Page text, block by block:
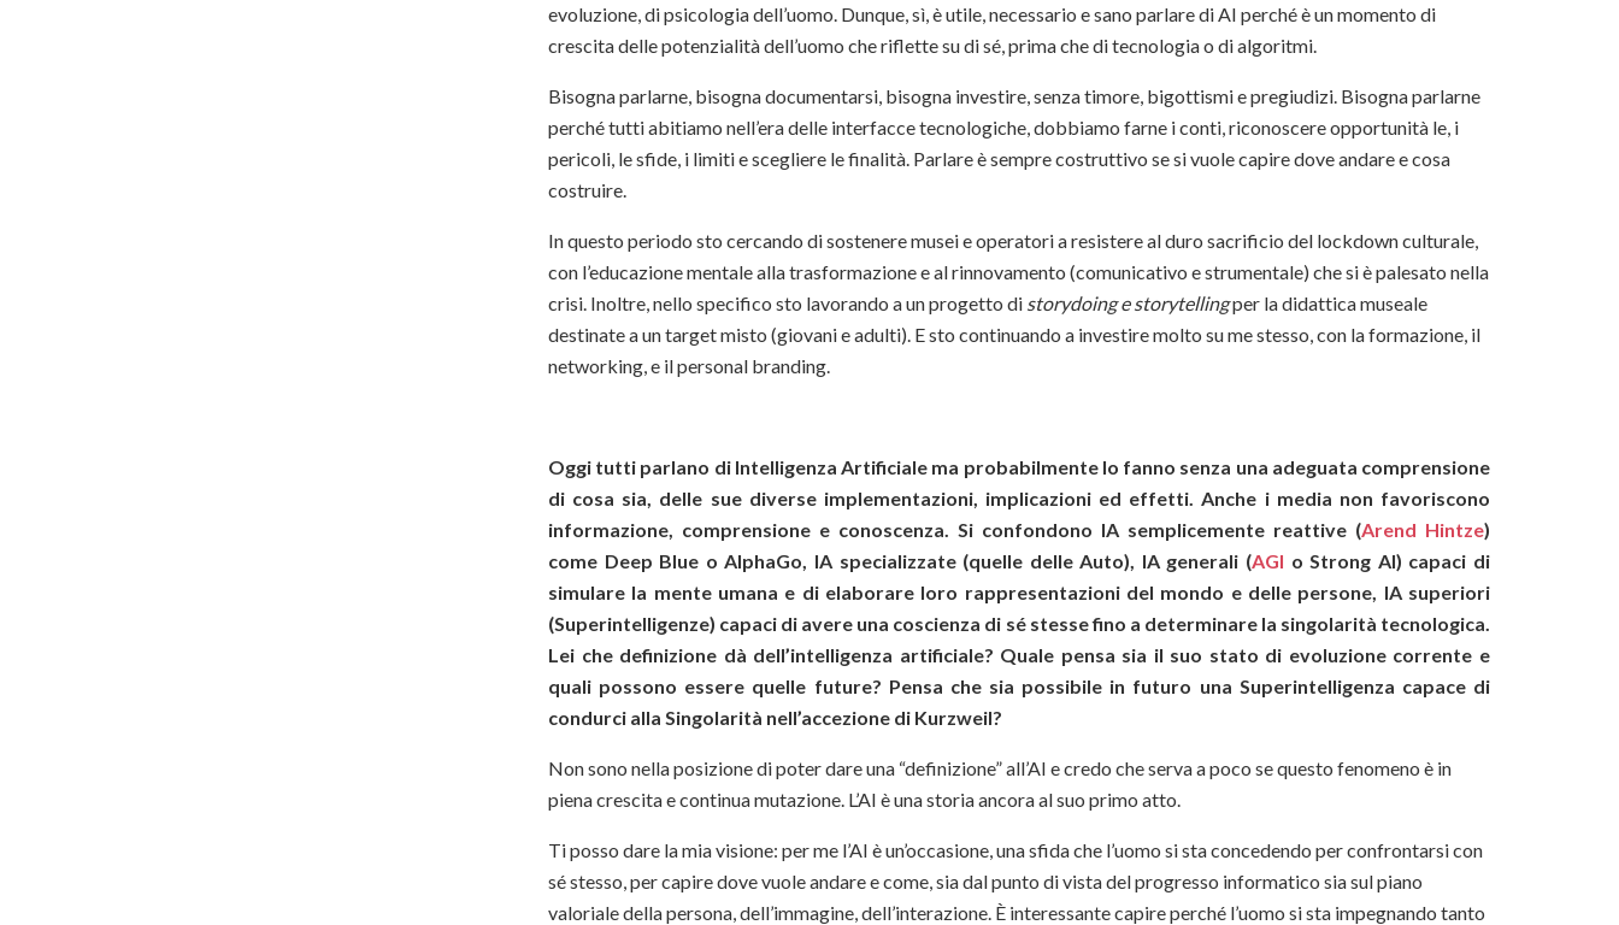
evoluzione, di psicologia dell’uomo. Dunque, sì, è utile, necessario e sano parlare di AI perché è un momento di
crescita delle potenzialità dell’uomo che riflette su di sé, prima che di tecnologia o di algoritmi.
Bisogna parlarne, bisogna documentarsi, bisogna investire, senza timore, bigottismi e pregiudizi. Bisogna parlarne
perché tutti abitiamo nell’era delle interfacce tecnologiche, dobbiamo farne i conti, riconoscere opportunità le, i
pericoli, le sfide, i limiti e scegliere le finalità. Parlare è sempre costruttivo se si vuole capire dove andare e cosa
costruire.
In questo periodo sto cercando di sostenere musei e operatori a resistere al duro sacrificio del lockdown culturale,
con l’educazione mentale alla trasformazione e al rinnovamento (comunicativo e strumentale) che si è palesato nella
crisi. Inoltre, nello specifico sto lavorando a un progetto di storydoing e storytellingper la didattica museale
destinate a un target misto (giovani e adulti). E sto continuando a investire molto su me stesso, con la formazione, il
networking, e il personal branding.
Oggi tutti parlano di Intelligenza Artificiale ma probabilmente lo fanno senza una adeguata comprensione
di cosa sia, delle sue diverse implementazioni, implicazioni ed effetti. Anche i media non favoriscono
informazione, comprensione e conoscenza. Si confondono IA semplicemente reattive (Arend Hintze)
come Deep Blue o AlphaGo, IA specializzate (quelle delle Auto), IA generali (AGI o Strong AI) capaci di
simulare la mente umana e di elaborare loro rappresentazioni del mondo e delle persone, IA superiori
(Superintelligenze) capaci di avere una coscienza di sé stesse fino a determinare la singolarità tecnologica.
Lei che definizione dà dell’intelligenza artificiale? Quale pensa sia il suo stato di evoluzione corrente e
quali possono essere quelle future? Pensa che sia possibile in futuro una Superintelligenza capace di
condurci alla Singolarità nell’accezione di Kurzweil?
Non sono nella posizione di poter dare una “definizione” all’AI e credo che serva a poco se questo fenomeno è in
piena crescita e continua mutazione. L’AI è una storia ancora al suo primo atto.
Ti posso dare la mia visione: per me l’AI è un’occasione, una sfida che l’uomo si sta concedendo per confrontarsi con
sé stesso, per capire dove vuole andare e come, sia dal punto di vista del progresso informatico sia sul piano
valoriale della persona, dell’immagine, dell’interazione. È interessante capire perché l’uomo si sta impegnando tanto